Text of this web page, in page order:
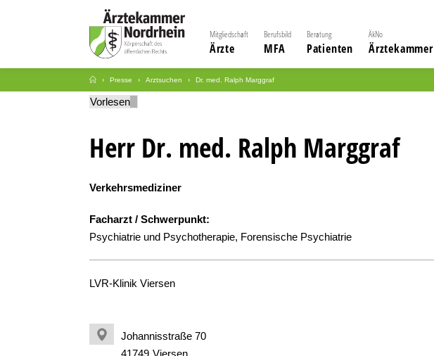
Mitgliedschaft
Ärzte
Berufsbild
MFA
Beratung
Patienten
ÄkNo
Ärztekammer
Presse Arztsuchen Dr. med. Ralph Marggraf
Vorlesen
Herr Dr. med. Ralph Marggraf
Verkehrsmediziner
Facharzt / Schwerpunkt:
Psychiatrie und Psychotherapie, Forensische Psychiatrie
LVR-Klinik Viersen
Johannisstraße 70
41749 Viersen